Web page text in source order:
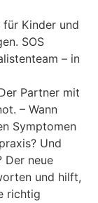
Kinder und
SOS
– in
Partner mit
– Wann
Symptomen
Und
Der neue
und hilft,
richtig